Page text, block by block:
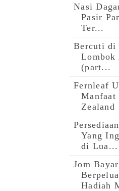
Nasi
Pasir
Ter...
Bercuti di
Lombok
(part...
Fernleaf
Manfaat
Zealand
Yang
di Lua...
Jom
Hadiah